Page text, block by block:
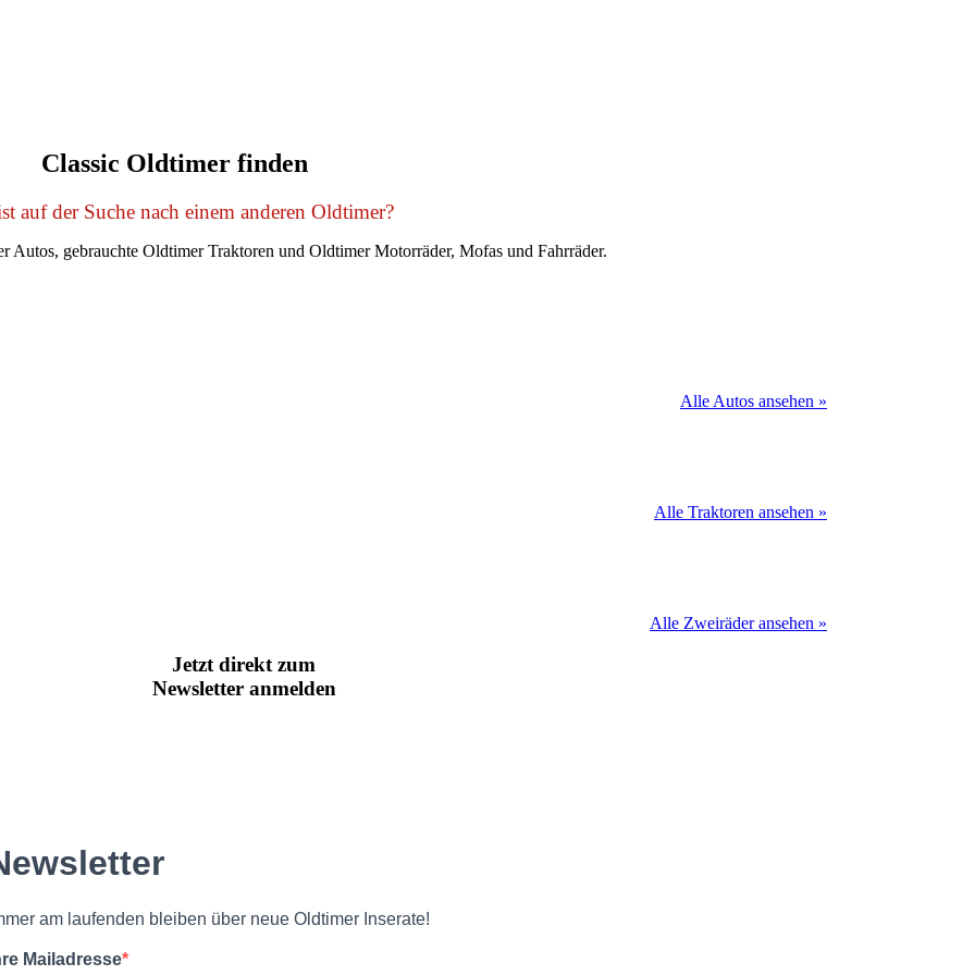
Classic Oldtimer finden
auf der Suche nach einem anderen Oldtimer?
gebrauchte Oldtimer Traktoren und Oldtimer Motorräder, Mofas und Fahrräder.
Alle Autos ansehen »
Alle Traktoren ansehen »
Alle Zweiräder ansehen »
Jetzt direkt zum
Newsletter anmelden